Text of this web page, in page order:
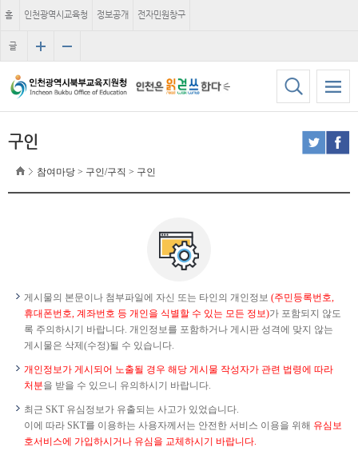
홈 인천광역시교육청 정보공개 전자민원창구
글
자
기
구인
참여마당 > 구인/구직 > 구인
게시물의 본문이나 첨부파일에 자신 또는 타인의 개인정보 (주민등록번호,
휴대폰번호, 계좌번호 등 개인을 식별할 수 있는 모든 정보)가 포함되지 않도
록 주의하시기 바랍니다. 개인정보를 포함하거나 게시판 성격에 맞지 않는
게시물은 삭제(수정)될 수 있습니다.
개인정보가 게시되어 노출될 경우 해당 게시물 작성자가 관련 법령에 따라
처분을 받을 수 있으니 유의하시기 바랍니다.
최근 SKT 유심정보가 유출되는 사고가 있었습니다.
이에 따라 SKT를 이용하는 사용자께서는 안전한 서비스 이용을 위해 유심보
호서비스에 가입하시거나 유심을 교체하시기 바랍니다.